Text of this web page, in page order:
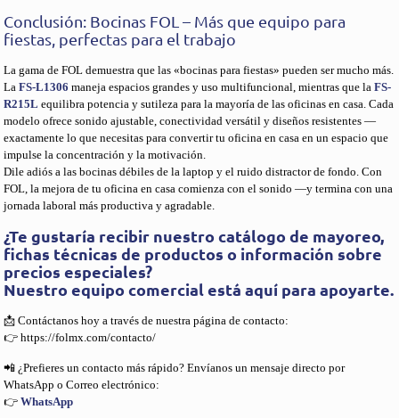
Conclusión: Bocinas FOL – Más que equipo para
fiestas, perfectas para el trabajo
La gama de FOL demuestra que las «bocinas para fiestas» pueden ser mucho más.
LaFS-L1306 maneja espacios grandes y uso multifuncional, mientras que laFS-
R215L equilibra potencia y sutileza para la mayoría de las oficinas en casa. Cada
modelo ofrece sonido ajustable, conectividad versátil y diseños resistentes —
exactamente lo que necesitas para convertir tu oficina en casa en un espacio que
impulse la concentración y la motivación.
Dile adiós a las bocinas débiles de la laptop y el ruido distractor de fondo. Con
FOL, la mejora de tu oficina en casa comienza con el sonido —y termina con una
jornada laboral más productiva y agradable.
¿Te gustaría recibir nuestro catálogo de mayoreo,
fichas técnicas de productos o información sobre
precios especiales?
Nuestro equipo comercial está aquí para apoyarte.
📩 Contáctanos hoy a través de nuestra página de contacto:
👉 https://folmx.com/contacto/
📲 ¿Prefieres un contacto más rápido? Envíanos un mensaje directo por
WhatsApp o Correo electrónico:
👉WhatsApp